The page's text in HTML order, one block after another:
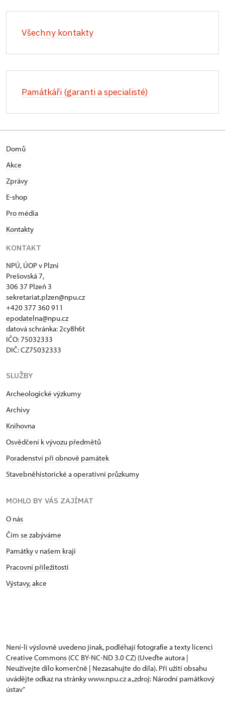
Všechny kontakty
Památkáři (garanti a specialisté)
Domů
Akce
Zprávy
E-shop
Pro média
Kontakty
KONTAKT
NPÚ, ÚOP v Plzni
Prešovská 7,
306 37 Plzeň 3
sekretariat.plzen@npu.cz
+420 377 360 911
epodatelna@npu.cz
datová schránka: 2cy8h6t​
IČO: 75032333
DIČ: CZ75032333
SLUŽBY
Archeologické výzkumy
Archivy
Knihovna
Osvědčení k vývozu předmětů
Poradenství při obnově památek
Stavebněhistorické a operativní průzkumy
MOHLO BY VÁS ZAJÍMAT
O nás
Čím se zabýváme
Památky v našem kraji
Pracovní příležitosti
Výstavy, akce
Není-li výslovně uvedeno jinak, podléhají fotografie a texty licenci
Creative Commons (CC BY-NC-ND 3.0 CZ) (Uveďte autora |
Neužívejte dílo komerčně | Nezasahujte do díla). Při užití obsahu
uvádějte odkaz na stránky www.npu.cz a „zdroj: Národní památkový
ústav“